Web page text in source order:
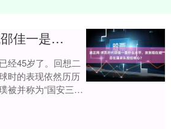
道正网 球员时代邵佳一是什么水平，放到现在能否在国家队担任核心？
经45岁了。回想二
时的表现依然历历
被并称为“国安三
非常大，大家都对